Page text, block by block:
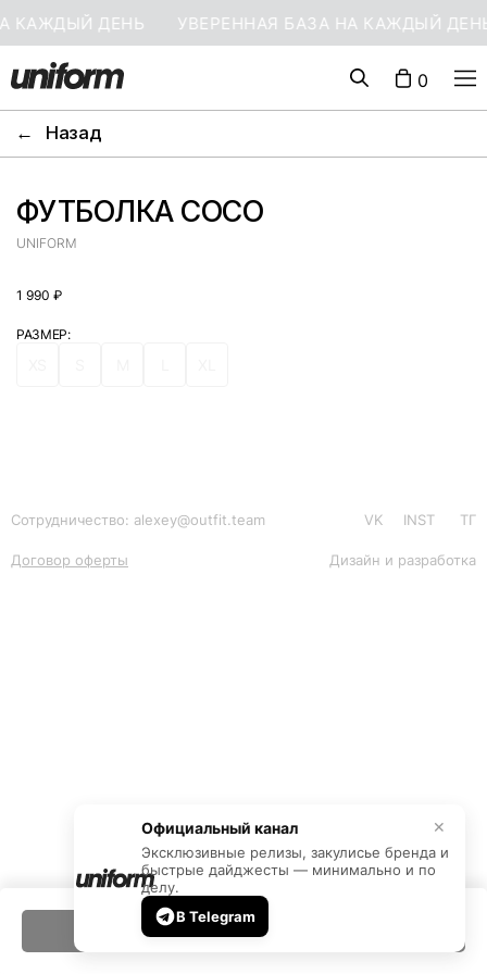
КАЖДЫЙ ДЕНЬ УВЕРЕННАЯ БАЗА НА КАЖДЫЙ
0
✕
Официальный канал
Эксклюзивные релизы, закулисье бренда и
быстрые дайджесты — минимально и по
делу.
В Telegram
Назад
←
ФУТБОЛКА COCO
UNIFORM
1 990 ₽
РАЗМЕР
OUT OF STOCK
VK INST ТГ
Сотрудничество: alexey@outfit.team
Договор оферты Дизайн и разработка